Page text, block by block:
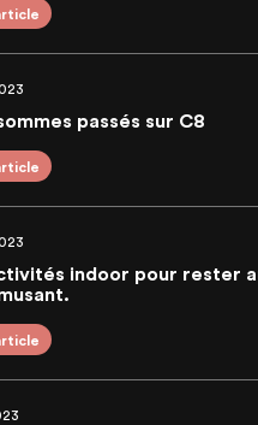
passés sur C8
indoor pour rester